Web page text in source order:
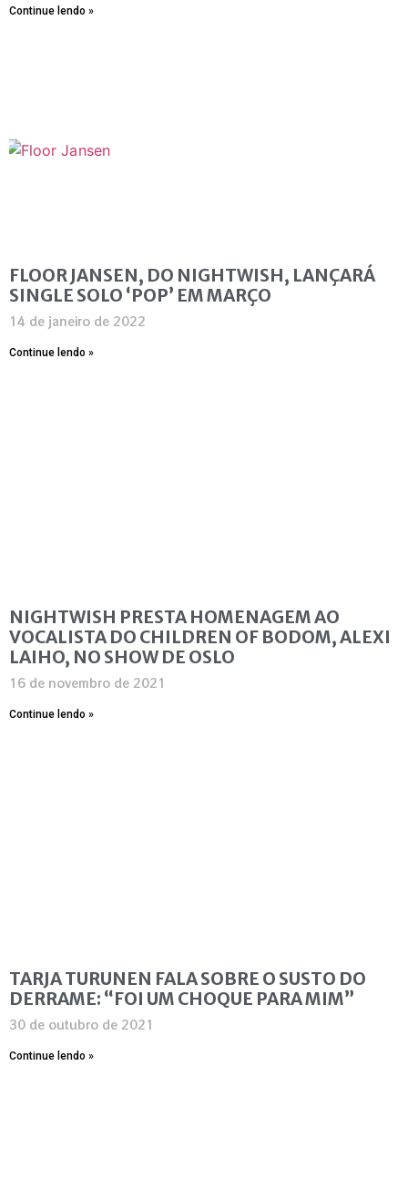
Continue lendo »
FLOOR JANSEN, DO NIGHTWISH, LANÇARÁ
SINGLE SOLO ‘POP’ EM MARÇO
14 de janeiro de 2022
Continue lendo »
NIGHTWISH PRESTA HOMENAGEM AO
VOCALISTA DO CHILDREN OF BODOM, ALEXI
LAIHO, NO SHOW DE OSLO
16 de novembro de 2021
Continue lendo »
TARJA TURUNEN FALA SOBRE O SUSTO DO
DERRAME: “FOI UM CHOQUE PARA MIM”
30 de outubro de 2021
Continue lendo »